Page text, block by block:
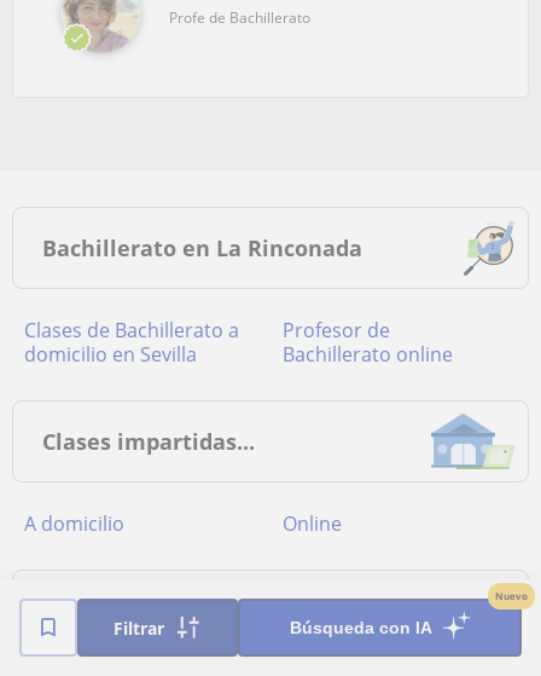
Filtrar Búsqueda con IA
Nuevo
Profe de Bachillerato
Bachillerato en La Rinconada
Clases de Bachillerato a
domicilio en Sevilla
Profesor de
Bachillerato online
Clases impartidas...
a domicilio online
Provincias más buscadas